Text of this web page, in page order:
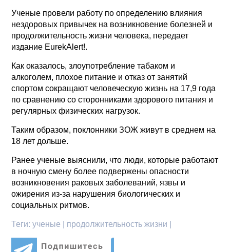
Ученые провели работу по определению влияния
нездоровых привычек на возникновение болезней и
продолжительность жизни человека, передает
издание EurekAlert!.
Как оказалось, злоупотребление табаком и
алкоголем, плохое питание и отказ от занятий
спортом сокращают человеческую жизнь на 17,9 года
по сравнению со сторонниками здорового питания и
регулярных физических нагрузок.
Таким образом, поклонники ЗОЖ живут в среднем на
18 лет дольше.
Ранее ученые выяснили, что люди, которые работают
в ночную смену более подвержены опасности
возникновения раковых заболеваний, язвы и
ожирения из-за нарушения биологических и
социальных ритмов.
Теги:ученые | продолжительность жизни |